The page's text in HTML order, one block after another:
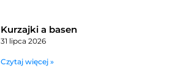
Kurzajki a basen
31 lipca 2026
Czytaj więcej »